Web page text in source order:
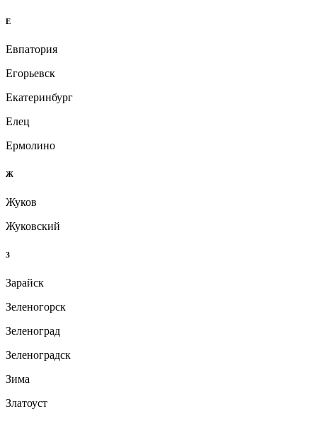
Е
Евпатория
Егорьевск
Екатеринбург
Елец
Ермолино
Ж
Жуков
Жуковский
З
Зарайск
Зеленогорск
Зеленоград
Зеленоградск
Зима
Златоуст